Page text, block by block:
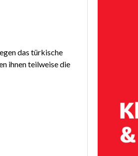
das türkische
ihnen teilweise die